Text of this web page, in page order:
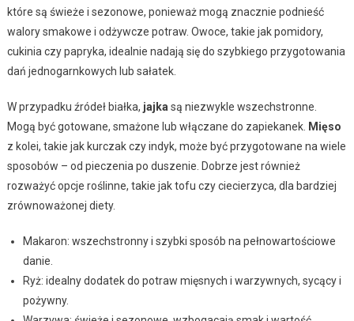
które są świeże i sezonowe, ponieważ mogą znacznie podnieść
walory smakowe i odżywcze potraw. Owoce, takie jak pomidory,
cukinia czy papryka, idealnie nadają się do szybkiego przygotowania
dań jednogarnkowych lub sałatek.
W przypadku źródeł białka, jajka są niezwykle wszechstronne.
Mogą być gotowane, smażone lub włączane do zapiekanek. Mięso
z kolei, takie jak kurczak czy indyk, może być przygotowane na wiele
sposobów – od pieczenia po duszenie. Dobrze jest również
rozważyć opcje roślinne, takie jak tofu czy ciecierzyca, dla bardziej
zrównoważonej diety.
Makaron: wszechstronny i szybki sposób na pełnowartościowe
danie.
Ryż: idealny dodatek do potraw mięsnych i warzywnych, sycący i
pożywny.